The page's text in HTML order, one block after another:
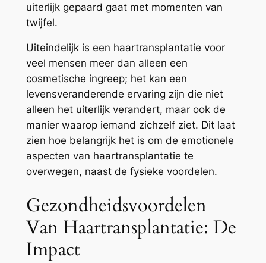
uiterlijk gepaard gaat met momenten van
twijfel.
Uiteindelijk is een haartransplantatie voor
veel mensen meer dan alleen een
cosmetische ingreep; het kan een
levensveranderende ervaring zijn die niet
alleen het uiterlijk verandert, maar ook de
manier waarop iemand zichzelf ziet. Dit laat
zien hoe belangrijk het is om de emotionele
aspecten van haartransplantatie te
overwegen, naast de fysieke voordelen.
Gezondheidsvoordelen
Van Haartransplantatie: De
Impact